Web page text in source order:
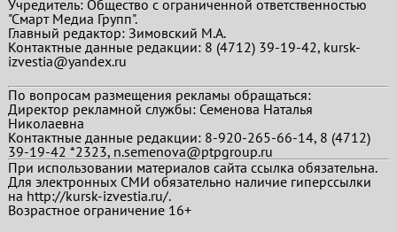
Учредитель: Общество с ограниченной ответственностью
"Смарт Медиа Групп".
Главный редактор:Зимовский М.А.
Контактные данные редакции: 8 (4712) 39-19-42, kursk-
izvestia@yandex.ru
По вопросам размещения рекламы обращаться:
Директор рекламной службы: Семенова Наталья
Николаевна
Контактные данные редакции: 8-920-265-66-14, 8 (4712)
39-19-42 *2323, n.semenova@ptpgroup.ru
При использовании материалов сайта ссылка обязательна.
Для электронных СМИ обязательно наличие гиперссылки
на http://kursk-izvestia.ru/.
Возрастное ограничение 16+